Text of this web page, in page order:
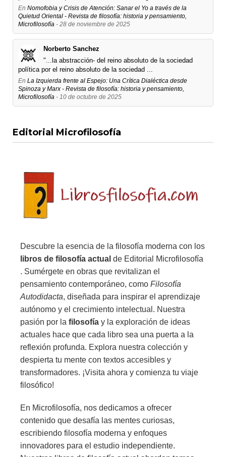
En Nomofobia y Crisis de Atención: Sanar el Yo a través de la
Quietud Oriental - Revista de filosofía: historia y pensamiento,
Microfilosofía - 28 de noviembre de 2025
Norberto Sanchez
"...la abstracción- del reino absoluto de la sociedad
política por el reino absoluto de la sociedad ...
En La Izquierda frente al Espejo: Una Crítica Dialéctica desde
Spinoza y Marx - Revista de filosofía: historia y pensamiento,
Microfilosofía - 10 de octubre de 2025
Editorial Microfilosofía
Descubre la esencia de la filosofía moderna con los
libros de filosofía actual de Editorial Microfilosofía
. Sumérgete en obras que revitalizan el
pensamiento contemporáneo, como Filosofía
Autodidacta, diseñada para inspirar el aprendizaje
autónomo y el crecimiento intelectual. Nuestra
pasión por la filosofía y la exploración de ideas
actuales hace que cada libro sea una puerta a la
reflexión profunda. Explora nuestra colección y
despierta tu mente con textos accesibles y
transformadores. ¡Visita ahora y comienza tu viaje
filosófico!
En Microfilosofía, nos dedicamos a ofrecer
contenido que desafía las mentes curiosas,
escribiendo filosofía moderna y enfoques
innovadores para el estudio independiente.